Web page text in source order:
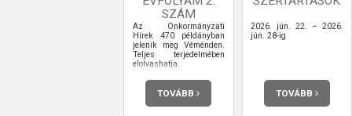
SZÁM
Az Önkormányzati
Hírek 470 példányban
jelenik meg Véménden.
Teljes terjedelmében
elolvashatja.
TOVÁBB
2026. jún. 22. – 2026.
jún. 28-ig
TOVÁBB